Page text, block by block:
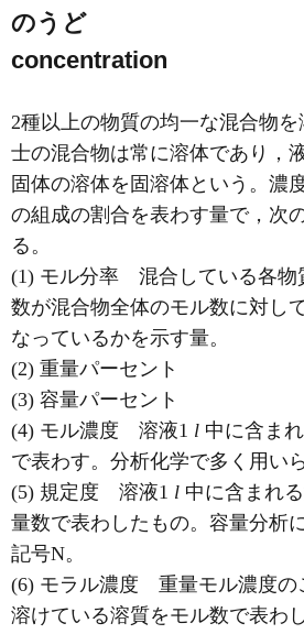
のうど
concentration
2種以上の物質の均一な混合物を
士の混合物は常に溶体であり，
固体の溶体を固溶体という。濃
の組成の割合を表わす量で，次
る。
(1) モル分率 混合している各物
数が混合物全体のモル数に対し
なっているかを示す量。
(2) 重量パーセント
(3) 容量パーセント
(4) モル濃度 溶液1 l 中に含ま
で表わす。分析化学で多く用い
(5) 規定度 溶液1 l 中に含まれ
量数で表わしたもの。容量分析
記号N。
(6) モラル濃度 重量モル濃度の
溶けている溶質をモル数で表わ